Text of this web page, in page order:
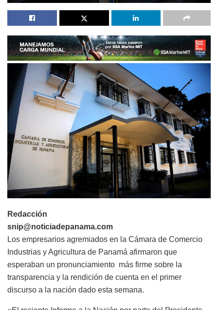
Redacción
snip@noticiadepanama.com
Los empresarios agremiados en la Cámara de Comercio
Industrias y Agricultura de Panamá afirmaron que
esperaban un pronunciamiento más firme sobre la
transparencia y la rendición de cuenta en el primer
discurso a la nación dado esta semana.